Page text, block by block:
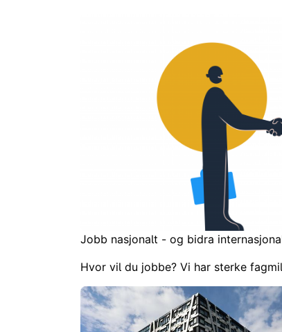
Jobb nasjonalt - og bidra
Hvor vil du jobbe? Vi har sterke